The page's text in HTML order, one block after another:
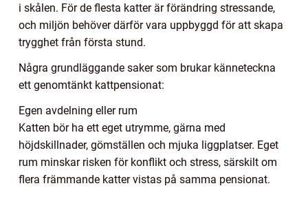
i skålen. För de flesta katter är förändring stressande,
och miljön behöver därför vara uppbyggd för att skapa
trygghet från första stund.
Några grundläggande saker som brukar känneteckna
ett genomtänkt kattpensionat:
Egen avdelning eller rum
Katten bör ha ett eget utrymme, gärna med
höjdskillnader, gömställen och mjuka liggplatser. Eget
rum minskar risken för konflikt och stress, särskilt om
flera främmande katter vistas på samma pensionat.